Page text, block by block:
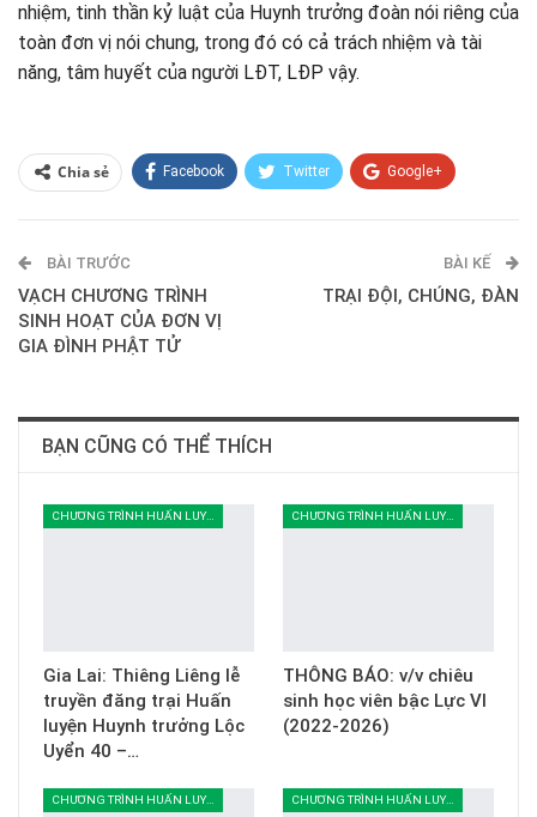
nhiệm, tinh thần kỷ luật của Huynh trưởng đoàn nói riêng của
toàn đơn vị nói chung, trong đó có cả trách nhiệm và tài
năng, tâm huyết của người LĐT, LĐP vậy.
Chia sẻ Facebook Twitter Google+
E-mail
BÀI TRƯỚC
VẠCH CHƯƠNG TRÌNH
SINH HOẠT CỦA ĐƠN VỊ
GIA ĐÌNH PHẬT TỬ
BÀI KẾ
TRẠI ĐỘI, CHÚNG, ĐÀN
BẠN CŨNG CÓ THỂ THÍCH
CHƯƠNG TRÌNH HUẤN LUYỆN
Gia Lai: Thiêng Liêng lễ
truyền đăng trại Huấn
luyện Huynh trưởng Lộc
Uyển 40 –…
CHƯƠNG TRÌNH HUẤN LUYỆN
THÔNG BÁO: v/v chiêu
sinh học viên bậc Lực VI
(2022-2026)
CHƯƠNG TRÌNH HUẤN LUYỆN CHƯƠNG TRÌNH HUẤN LUYỆN